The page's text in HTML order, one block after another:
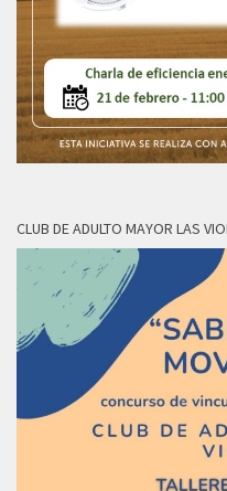
CLUB DE ADULTO MAYOR LAS